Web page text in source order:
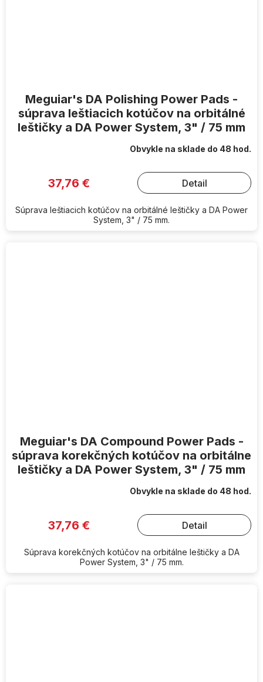
Meguiar's DA Polishing Power Pads -
súprava leštiacich kotúčov na orbitálné
leštičky a DA Power System, 3" / 75 mm
Obvykle na sklade do 48 hod.
37,76 € Detail
Súprava leštiacich kotúčov na orbitálné leštičky a DA Power
System, 3" / 75 mm.
Meguiar's DA Compound Power Pads -
súprava korekčných kotúčov na orbitálne
leštičky a DA Power System, 3" / 75 mm
Obvykle na sklade do 48 hod.
37,76 € Detail
Súprava korekčných kotúčov na orbitálne leštičky a DA
Power System, 3" / 75 mm.